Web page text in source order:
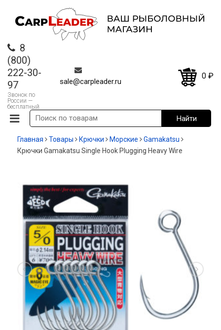
8
(800)
222-30-
97
Звонок по
России —
бесплатный
sale@carpleader.ru
0 ₽
Главная Товары Крючки Морские
Gamakatsu
Крючки Gamakatsu Single Hook Plugging Heavy Wire